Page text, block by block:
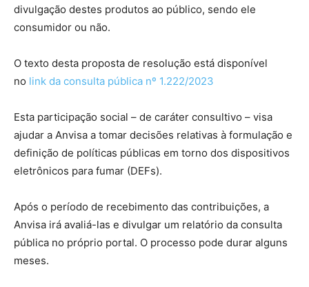
divulgação destes produtos ao público, sendo ele
consumidor ou não.
O texto desta proposta de resolução está disponível
no link da consulta pública nº 1.222/2023
Esta participação social – de caráter consultivo – visa
ajudar a Anvisa a tomar decisões relativas à formulação e
definição de políticas públicas em torno dos dispositivos
eletrônicos para fumar (DEFs).
Após o período de recebimento das contribuições, a
Anvisa irá avaliá-las e divulgar um relatório da consulta
pública no próprio portal. O processo pode durar alguns
meses.